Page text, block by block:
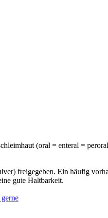
(oral = enteral =
freigegeben. Ein häufig
gute Haltbarkeit.